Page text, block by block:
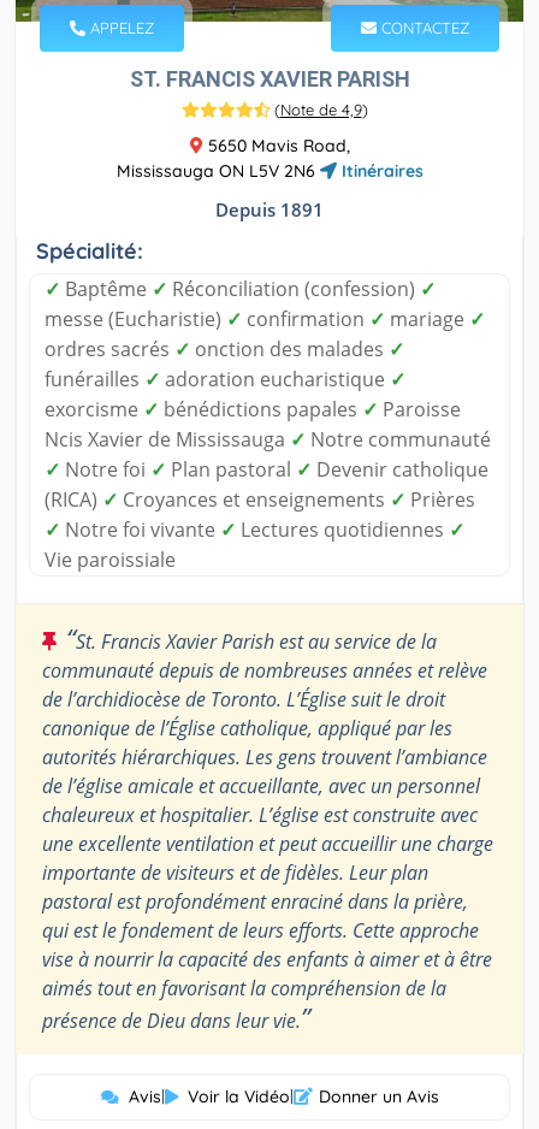
APPELEZ CONTACTEZ
ST. FRANCIS XAVIER PARISH
(Note de 4,9)
5650 Mavis Road,
Mississauga ON L5V 2N6
Itinéraires
Depuis 1891
Spécialité:
✓ Baptême ✓ Réconciliation (confession) ✓
messe (Eucharistie) ✓ confirmation ✓ mariage ✓
ordres sacrés ✓ onction des malades ✓
funérailles ✓ adoration eucharistique ✓
exorcisme ✓ bénédictions papales ✓ Paroisse
Ncis Xavier de Mississauga ✓ Notre communauté
✓ Notre foi ✓ Plan pastoral ✓ Devenir catholique
(RICA) ✓ Croyances et enseignements ✓ Prières
✓ Notre foi vivante ✓ Lectures quotidiennes ✓
Vie paroissiale
“St. Francis Xavier Parish est au service de la
communauté depuis de nombreuses années et relève
de l’archidiocèse de Toronto. L’Église suit le droit
canonique de l’Église catholique, appliqué par les
autorités hiérarchiques. Les gens trouvent l’ambiance
de l’église amicale et accueillante, avec un personnel
chaleureux et hospitalier. L’église est construite avec
une excellente ventilation et peut accueillir une charge
importante de visiteurs et de fidèles. Leur plan
pastoral est profondément enraciné dans la prière,
qui est le fondement de leurs efforts. Cette approche
vise à nourrir la capacité des enfants à aimer et à être
aimés tout en favorisant la compréhension de la
présence de Dieu dans leur vie.”
Avis| Voir la Vidéo| Donner un Avis